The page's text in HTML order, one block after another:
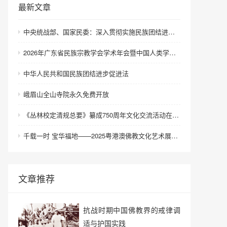
最新文章
中央统战部、国家民委：深入贯彻实施民族团结进步促进法 进一步增强中华民族凝聚力向心力
2026年广东省民族宗教学会学术年会暨中国人类学民族学研究会城市民族工作研究专业委员会更名会议在深圳召开
中华人民共和国民族团结进步促进法
峨眉山全山寺院永久免费开放
《丛林校定清规总要》纂成750周年文化交流活动在浙江金华举行
千载一时 宝华福地——2025粤港澳佛教文化艺术展在港澳成功举办
文章推荐
抗战时期中国佛教界的戒律调
适与护国实践